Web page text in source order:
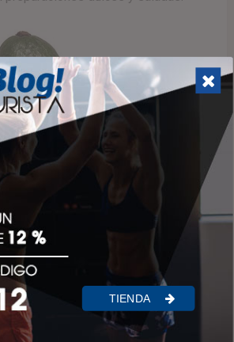
las frutas con más calorías, contiene
Volviendo al ejemplo del aguacate, el
en grasas
(especialmente ácido
TIENDA